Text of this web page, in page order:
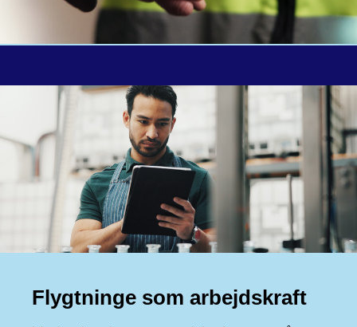
Flygtninge som arbejdskraft